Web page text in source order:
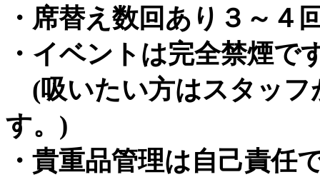
・席替え数回あり３～４
・イベントは完全禁煙で
(吸いたい方はスタッフ
す。)
・貴重品管理は自己責任